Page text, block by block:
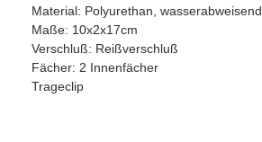
Material: Polyurethan, wasserabweisend
Maße: 10x2x17cm
Verschluß: Reißverschluß
Fächer: 2 Innenfächer
Trageclip